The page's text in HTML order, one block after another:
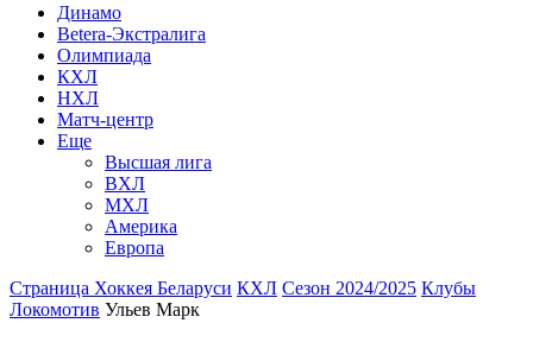
Динамо
Betera-Экстралига
Олимпиада
КХЛ
НХЛ
Матч-центр
Еще
Высшая лига
ВХЛ
МХЛ
Америка
Европа
Страница Хоккея Беларуси КХЛ Сезон 2024/2025 Клубы
Локомотив Ульев Марк